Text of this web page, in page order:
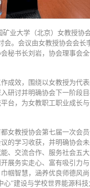
业大学（北京）女教授协
会。会议由女教授协会会长
秘书长刘岩，协会理事会
成效，围绕以女教授为代
研讨并明确协会下一阶段
台，为女教职工职业成长
女教授协会第七届一次会
的学习收获，并明确协会
、交流合作、服务社会五
展务实走心、富有吸引力
帼智慧，涵养优良师德风
心”建设与学校世界能源科